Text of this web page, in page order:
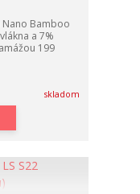
Bamboo
a 7%
199
skladom